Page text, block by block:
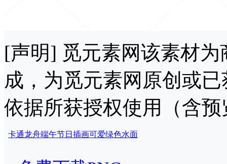
[声明] 觅元素网该素材
成，为觅元素网原创或
依据所获授权使用（含
卡通龙舟端午节日 插画可爱绿色水面